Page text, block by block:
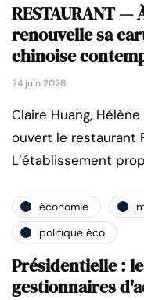
RESTAURANT —
renouvelle sa
chinoise
24 juin 2026
Claire Huang,
ouvert le restaurant
L’établissement
économie
politique éco
Présidentielle :
gestionnaires